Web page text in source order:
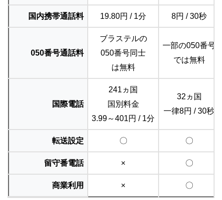
国内携帯通話料 19.80円 / 1分 8円 / 30秒
050番号通話料
ブラステルの
050番号同士
は無料
一部の050番号
では無料
国際電話
241ヵ国
国別料金
3.99～401円 / 1分
32ヵ国
一律8円 / 30秒
転送設定 〇 〇
留守番電話 × 〇
商業利用 × 〇